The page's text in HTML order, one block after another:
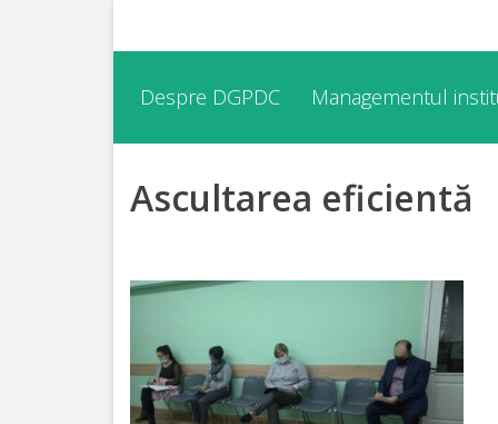
DGPDC
Informații
DGPDC
Structura
Despre DGPDC Managementul
Ascultarea eficientă